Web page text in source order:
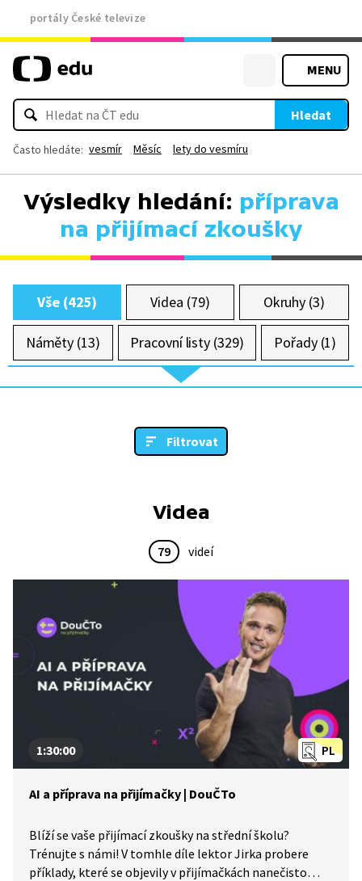
portály České televize
MENU
Hledat
Často hledáte: vesmír Měsíc lety do vesmíru
Výsledky hledání: příprava
na přijímací zkoušky
Vše (425) Videa (79) Okruhy (3)
Náměty (13) Pracovní listy (329) Pořady (1)
Filtrovat
Videa
79 videí
PL
1:30:00
AI a příprava na přijímačky | DouČTo
Blíží se vaše přijímací zkoušky na střední školu?
Trénujte s námi! V tomhle díle lektor Jirka probere
příklady, které se objevily v přijímačkách nanečisto